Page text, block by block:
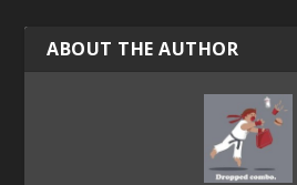
ABOUT THE AUTHOR